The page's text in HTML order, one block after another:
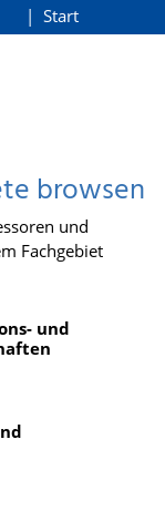
Start
browsen
und
Fachgebiet
und